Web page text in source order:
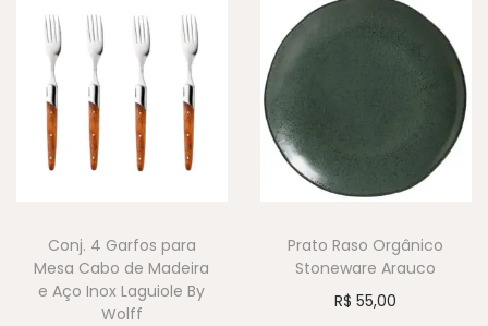
Conj. 4 Garfos para
Mesa Cabo de Madeira
e Aço Inox Laguiole By
Wolff
Prato Raso Orgânico
Stoneware Arauco
R$ 55,00